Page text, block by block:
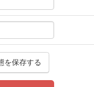
を保存する